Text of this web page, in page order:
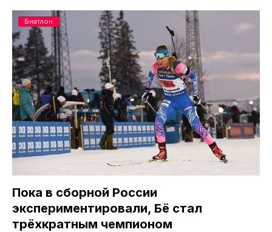
Пока в сборной России
экспериментировали, Бё стал
трёхкратным чемпионом
Биатлон